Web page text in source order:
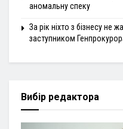
аномальну спеку
За рік ніхто з бізнесу не
заступником
Вибір редактора